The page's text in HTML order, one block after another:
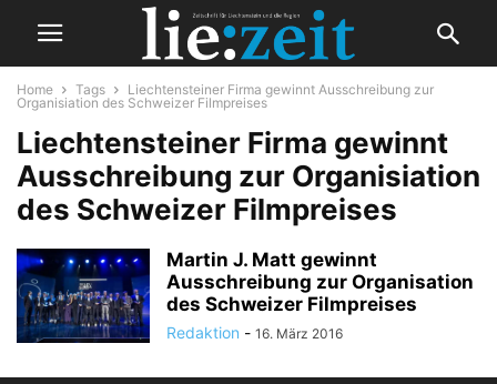
Home Tags
Liechtensteiner Firma gewinnt Ausschreibung zur
Organisiation des Schweizer Filmpreises
Liechtensteiner Firma gewinnt
Ausschreibung zur Organisiation
des Schweizer Filmpreises
Martin J. Matt gewinnt
Ausschreibung zur Organisation
des Schweizer Filmpreises
Redaktion - 16. März 2016